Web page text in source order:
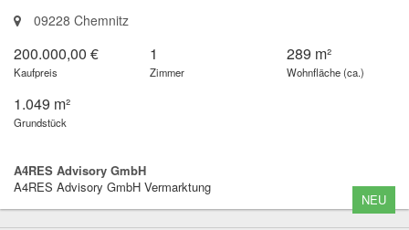
09228 Chemnitz
200.000,00 €
Kaufpreis
1
Zimmer
289 m²
Wohnfläche (ca.)
1.049 m²
Grundstück
A4RES Advisory GmbH
A4RES Advisory GmbH Vermarktung
NEU